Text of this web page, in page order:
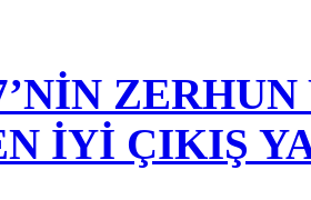
İYİ ÇIKIŞ